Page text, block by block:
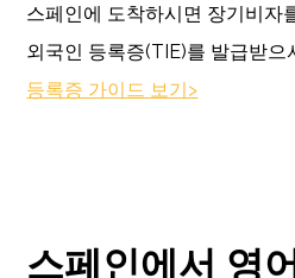
스페인에 도착하시면 장기비자
외국인 등록증(TIE)를 발급받으
등록증 가이드 보기>
스페인에서 영